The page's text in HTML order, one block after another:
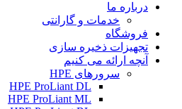
درباره ما
خدمات و گارانتی
فروشگاه
تجهیزات ذخیره سازی
آنچه ارائه می کنیم
سرورهای HPE
HPE ProLiant DL
HPE ProLiant ML